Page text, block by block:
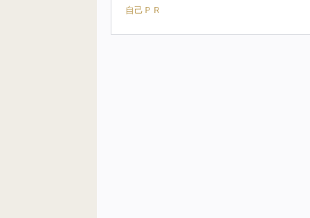
自己ＰＲ